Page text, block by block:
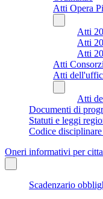
Atti Opera
Atti
Atti
Atti
Atti
Atti
Atti
Documenti di
Statuti e leggi
Codice
Oneri informativi per
Scadenzario